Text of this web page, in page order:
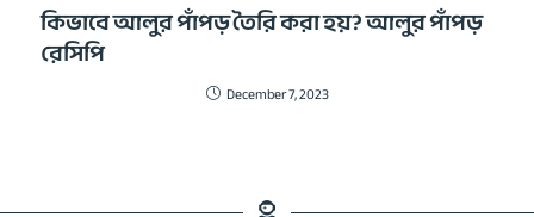
কিভাবে আলুর পাঁপড় তৈরি করা হয়? আলুর পাঁপড়
রেসিপি
December 7, 2023